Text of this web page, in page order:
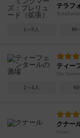
テラフ
1～5人 90
ティー
Die
2～4人 60
クナー
Knarr